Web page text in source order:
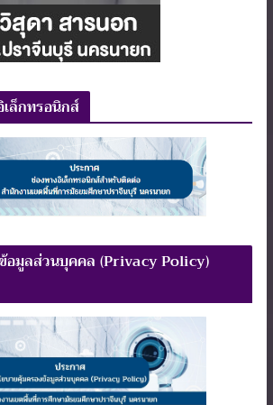
เล็กทรอนิกส์
อมูลส่วนบุคคล (Privacy Policy)